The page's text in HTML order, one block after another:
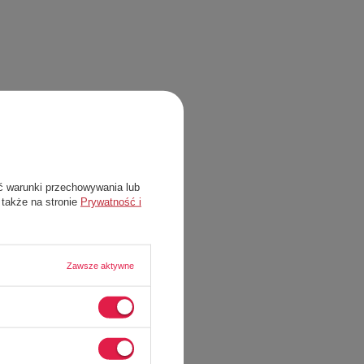
warunki przechowywania lub
na stronie Prywatność i
Zawsze aktywne